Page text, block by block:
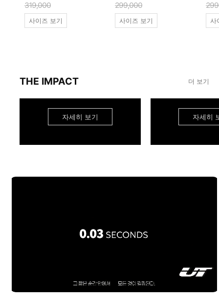
319,000
사이즈 보기
299,000
사이즈 보기 사
THE IMPACT 더 보기
자세히 보기 자세히